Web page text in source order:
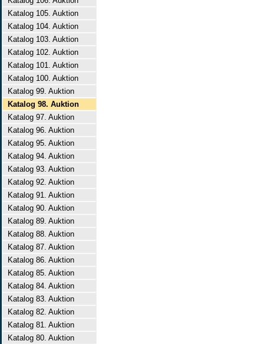
Katalog 105. Auktion
Katalog 104. Auktion
Katalog 103. Auktion
Katalog 102. Auktion
Katalog 101. Auktion
Katalog 100. Auktion
Katalog 99. Auktion
Katalog 98. Auktion
Katalog 97. Auktion
Katalog 96. Auktion
Katalog 95. Auktion
Katalog 94. Auktion
Katalog 93. Auktion
Katalog 92. Auktion
Katalog 91. Auktion
Katalog 90. Auktion
Katalog 89. Auktion
Katalog 88. Auktion
Katalog 87. Auktion
Katalog 86. Auktion
Katalog 85. Auktion
Katalog 84. Auktion
Katalog 83. Auktion
Katalog 82. Auktion
Katalog 81. Auktion
Katalog 80. Auktion